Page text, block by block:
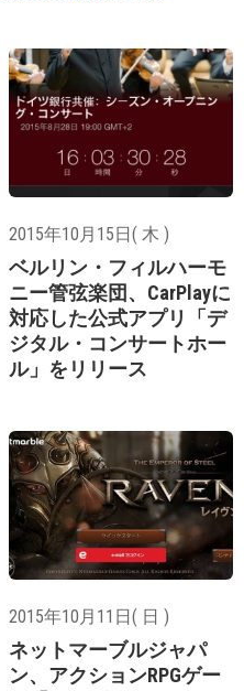
2015年10月15日( 木 )
ベルリン・フィルハーモ
ニー管弦楽団、CarPlayに
対応した公式アプリ「デ
ジタル・コンサートホー
ル」をリリース
2015年10月11日( 日 )
ネットマーブルジャパ
ン、アクションRPGゲー